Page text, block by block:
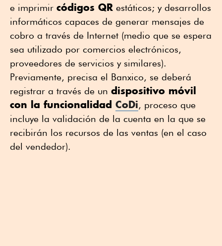
e imprimir códigos QR estáticos; y desarrollos
informáticos capaces de generar mensajes de
cobro a través de Internet (medio que se espera
sea utilizado por comercios electrónicos,
proveedores de servicios y similares).
Previamente, precisa el Banxico, se deberá
registrar a través de un dispositivo móvil
con la funcionalidad CoDi, proceso que
incluye la validación de la cuenta en la que se
recibirán los recursos de las ventas (en el caso
del vendedor).